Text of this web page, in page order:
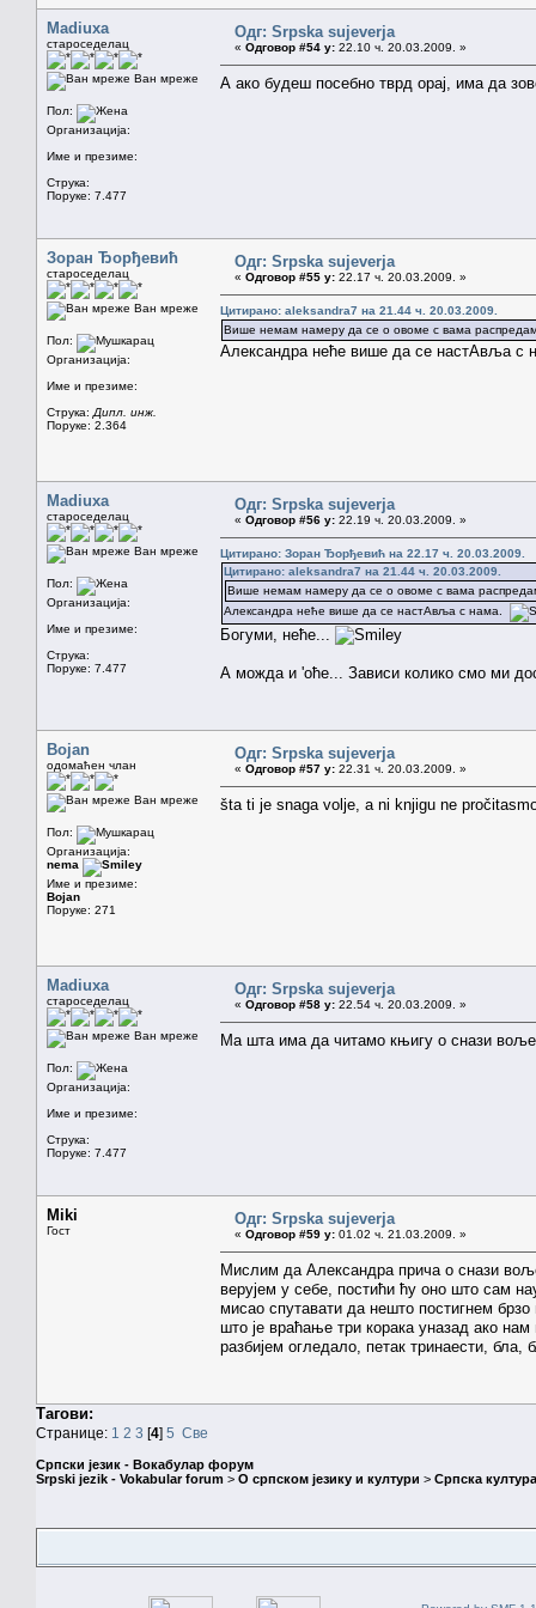
Madiuxa
староседелац
Ван мреже
Пол:
Организација:
Име и презиме:
Струка:
Поруке: 7.477
Одг: Srpska sujeverja
« Одговор #54 у: 22.10 ч. 20.03.2009. »
А ако будеш посебно тврд орај, има да
Зоран Ђорђевић
староседелац
Ван мреже
Пол:
Организација:
Име и презиме:
Струка: Дипл. инж.
Поруке: 2.364
Одг: Srpska sujeverja
« Одговор #55 у: 22.17 ч. 20.03.2009. »
Цитирано: aleksandra7 на 21.44 ч. 20.03.2009.
Више немам намеру да се о овоме с вама
Александра неће више да се настАвља
Madiuxa
староседелац
Ван мреже
Пол:
Организација:
Име и презиме:
Струка:
Поруке: 7.477
Одг: Srpska sujeverja
« Одговор #56 у: 22.19 ч. 20.03.2009. »
Цитирано: Зоран Ђорђевић на 22.17 ч. 20.03.2009.
Цитирано: aleksandra7 на 21.44 ч. 20.03.2009.
Више немам намеру да се о овоме с вама
Александра неће више да се настАвља с нама.
Богуми, неће...
А можда и 'оће... Зависи колико смо ми
Bojan
одомаћен члан
Ван мреже
Пол:
Организација:
nema
Име и презиме:
Bojan
Поруке: 271
Одг: Srpska sujeverja
« Одговор #57 у: 22.31 ч. 20.03.2009. »
šta ti je snaga volje, a ni knjigu ne
Madiuxa
староседелац
Ван мреже
Пол:
Организација:
Име и презиме:
Струка:
Поруке: 7.477
Одг: Srpska sujeverja
« Одговор #58 у: 22.54 ч. 20.03.2009. »
Ма шта има да читамо књигу о снази
Miki
Гост
Одг: Srpska sujeverja
« Одговор #59 у: 01.02 ч. 21.03.2009. »
Мислим да Александра прича о снази
верујем у себе, постићи ћу оно што сам
мисао спутавати да нешто постигнем брзо
што је враћање три корака уназад ако
разбијем огледало, петак тринаести,
Тагови:
Странице: 1 2 3 [4] 5 Све
Српски језик - Вокабулар форум
Srpski jezik - Vokabular forum > О српском језику и култури > Српска